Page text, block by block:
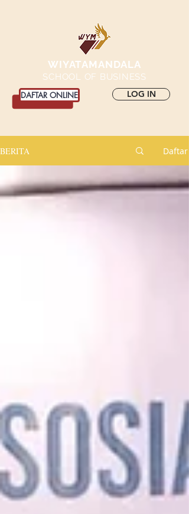
WIYATAMANDALA
SCHOOL OF BUSINESS
LOG IN
DAFTAR ONLINE
BERITA Daftar